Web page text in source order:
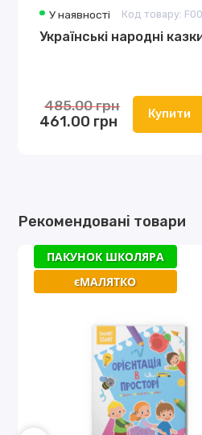
У наявності Код товару:
Українські народні
461.00 грн
485.00 грн Купити
Рекомендовані товари
ПАКУНОК ШКОЛЯРА
єМАЛЯТКО